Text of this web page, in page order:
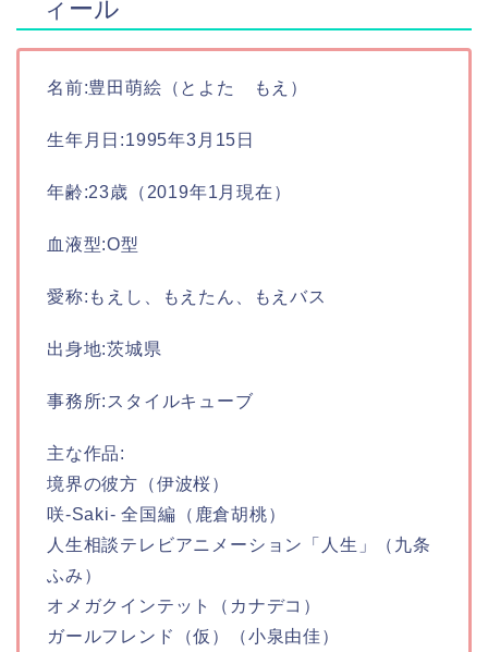
ィール
名前:豊田萌絵（とよた もえ）
生年月日:1995年3月15日
年齢:23歳（2019年1月現在）
血液型:O型
愛称:もえし、もえたん、もえバス
出身地:茨城県
事務所:スタイルキューブ
主な作品:
境界の彼方（伊波桜）
咲-Saki- 全国編（鹿倉胡桃）
人生相談テレビアニメーション「人生」（九条
ふみ）
オメガクインテット（カナデコ）
ガールフレンド（仮）（小泉由佳）